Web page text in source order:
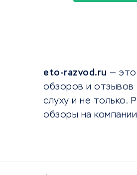
eto-razvod.ru —
обзоров и отзывов
слуху и не только.
обзоры на